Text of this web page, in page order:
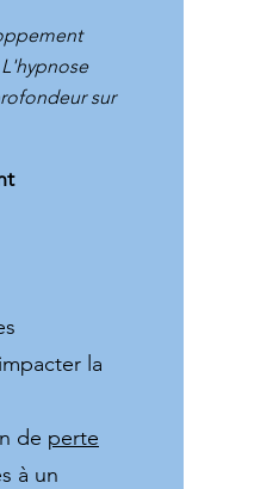
la
de perte
à un
sur